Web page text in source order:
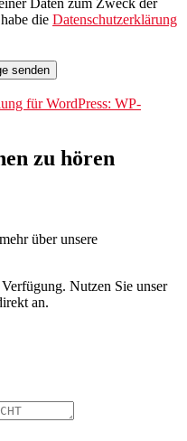
Daten zum Zweck der
die Datenschutzerklärung
senden
für WordPress: WP-
zu hören
über unsere
Nutzen Sie unser
an.